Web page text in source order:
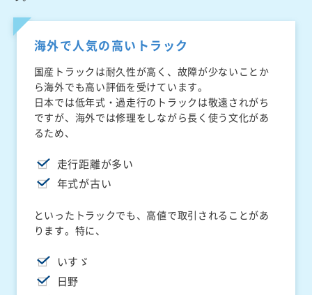
海外で人気の高いトラック
国産トラックは耐久性が高く、故障が少ないことか
ら海外でも高い評価を受けています。
日本では低年式・過走行のトラックは敬遠されがち
ですが、海外では修理をしながら長く使う文化があ
るため、
走行距離が多い
年式が古い
といったトラックでも、高値で取引されることがあ
ります。特に、
いすゞ
日野